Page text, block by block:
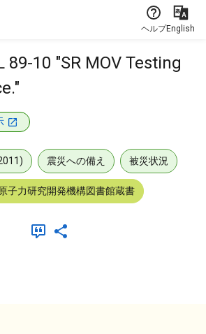
ヘルプEnglish
89-10 "SR MOV Testing
震災への備え 被災状況
子力研究開発機構図書館蔵書